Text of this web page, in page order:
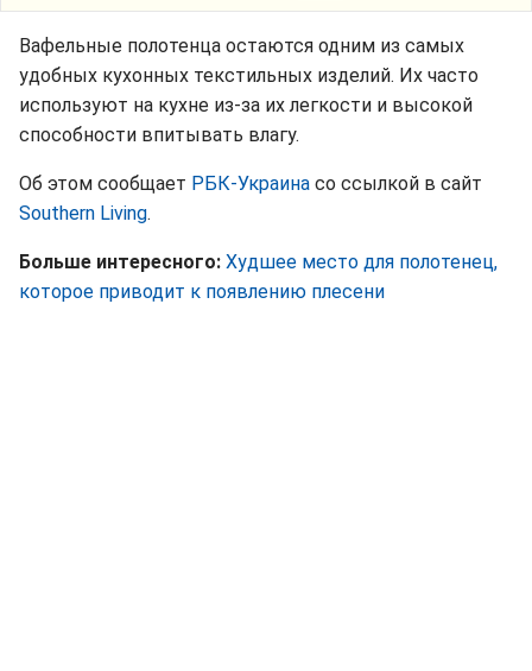
Вафельные полотенца остаются одним из самых
удобных кухонных текстильных изделий. Их часто
используют на кухне из-за их легкости и высокой
способности впитывать влагу.
Об этом сообщает РБК-Украина со ссылкой в сайт
Southern Living.
Больше интересного: Худшее место для полотенец,
которое приводит к появлению плесени